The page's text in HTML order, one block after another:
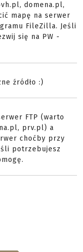
domena.pl,
mapę na serwer
FileZilla. Jeśli
się na PW -
źródło :)
FTP (warto
prv.pl) a
choćby przy
potrzebujesz